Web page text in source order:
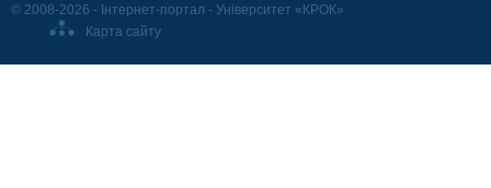
© 2008-2026 - Інтернет-портал - Університет «КРОК»
Карта сайту